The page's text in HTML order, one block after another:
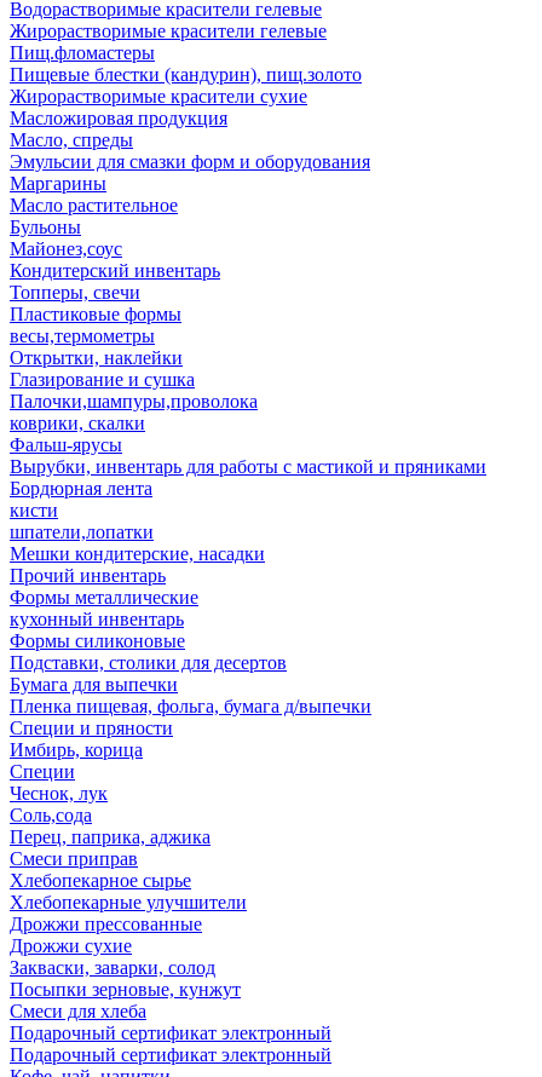
Водорастворимые красители гелевые
Жирорастворимые красители гелевые
Пищ.фломастеры
Пищевые блестки (кандурин), пищ.золото
Жирорастворимые красители сухие
Масложировая продукция
Масло, спреды
Эмульсии для смазки форм и оборудования
Маргарины
Масло растительное
Бульоны
Майонез,соус
Кондитерский инвентарь
Топперы, свечи
Пластиковые формы
весы,термометры
Открытки, наклейки
Глазирование и сушка
Палочки,шампуры,проволока
коврики, скалки
Фальш-ярусы
Вырубки, инвентарь для работы с мастикой и пряниками
Бордюрная лента
кисти
шпатели,лопатки
Мешки кондитерские, насадки
Прочий инвентарь
Формы металлические
кухонный инвентарь
Формы силиконовые
Подставки, столики для десертов
Бумага для выпечки
Пленка пищевая, фольга, бумага д/выпечки
Специи и пряности
Имбирь, корица
Специи
Чеснок, лук
Соль,сода
Перец, паприка, аджика
Смеси приправ
Хлебопекарное сырье
Хлебопекарные улучшители
Дрожжи прессованные
Дрожжи сухие
Закваски, заварки, солод
Посыпки зерновые, кунжут
Смеси для хлеба
Подарочный сертификат электронный
Подарочный сертификат электронный